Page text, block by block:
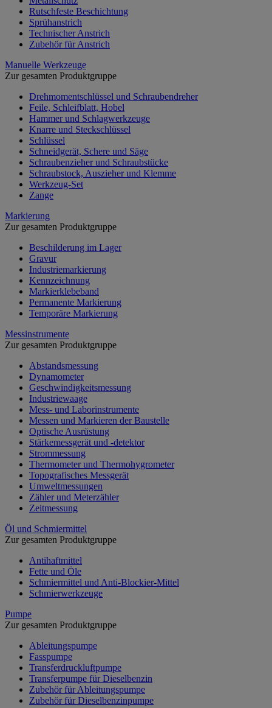
Rutschfeste Beschichtung
Sprühanstrich
Technischer Anstrich
Zubehör für Anstrich
Manuelle Werkzeuge
Zur gesamten Produktgruppe
Drehmomentschlüssel und Schraubendreher
Feile, Schleifblatt, Hobel
Hammer und Schlagwerkzeuge
Knarre und Steckschlüssel
Schlüssel
Schneidgerät, Schere und Säge
Schraubenzieher und Schraubstücke
Schraubstock, Auszieher und Klemme
Werkzeug-Set
Zange
Markierung
Zur gesamten Produktgruppe
Beschilderung im Lager
Gravur
Industriemarkierung
Kennzeichnung
Markierklebeband
Permanente Markierung
Temporäre Markierung
Messinstrumente
Zur gesamten Produktgruppe
Abstandsmessung
Dynamometer
Geschwindigkeitsmessung
Industriewaage
Mess- und Laborinstrumente
Messen und Markieren der Baustelle
Optische Ausrüstung
Stärkemessgerät und -detektor
Strommessung
Thermometer und Thermohygrometer
Topografisches Messgerät
Umweltmessungen
Zähler und Meterzähler
Zeitmessung
Öl und Schmiermittel
Zur gesamten Produktgruppe
Antihaftmittel
Fette und Öle
Schmiermittel und Anti-Blockier-Mittel
Schmierwerkzeuge
Pumpe
Zur gesamten Produktgruppe
Ableitungspumpe
Fasspumpe
Transferdruckluftpumpe
Transferpumpe für Dieselbenzin
Zubehör für Ableitungspumpe
Zubehör für Dieselbenzinpumpe